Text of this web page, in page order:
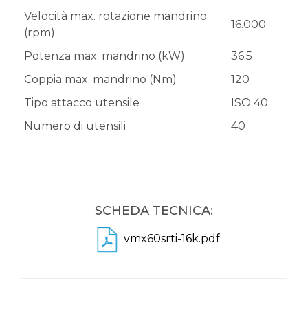
Velocità max. rotazione mandrino
(rpm)
16.000
Potenza max. mandrino (kW)
36.5
Coppia max. mandrino (Nm)
120
Tipo attacco utensile
ISO 40
Numero di utensili
40
SCHEDA TECNICA:
vmx60srti-16k.pdf